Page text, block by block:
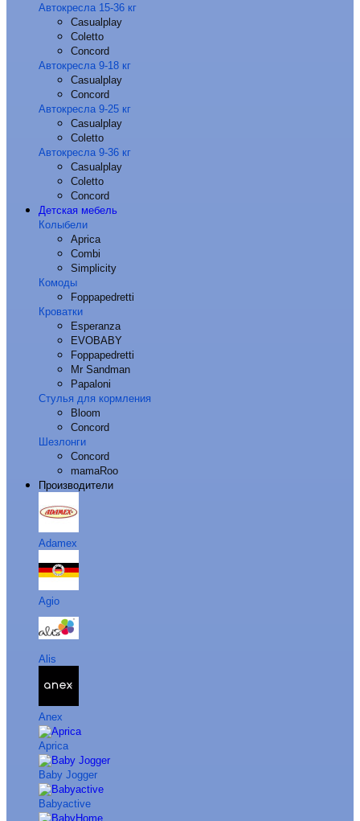
Автокресла 15-36 кг
Casualplay
Coletto
Concord
Автокресла 9-18 кг
Casualplay
Concord
Автокресла 9-25 кг
Casualplay
Coletto
Автокресла 9-36 кг
Casualplay
Coletto
Concord
Детская мебель
Колыбели
Aprica
Combi
Simplicity
Комоды
Foppapedretti
Кроватки
Esperanza
EVOBABY
Foppapedretti
Mr Sandman
Papaloni
Стулья для кормления
Bloom
Concord
Шезлонги
Concord
mamaRoo
Производители
Adamex
Agio
Alis
Anex
Aprica
Baby Jogger
Babyactive